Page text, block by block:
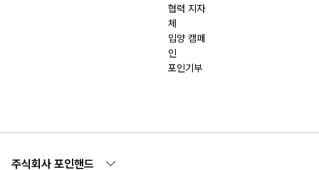
협력 지자
체
입양 캠페
인
포인기부
주식회사 포인핸드